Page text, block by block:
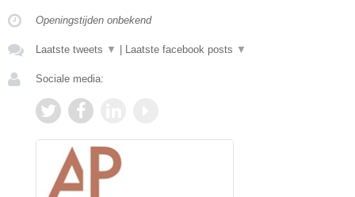
Openingstijden onbekend
Laatste tweets ▼ Laatste facebook posts ▼
Sociale media: